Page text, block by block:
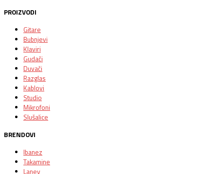
PROIZVODI
Gitare
Bubnjevi
Klaviri
Gudači
Duvači
Razglas
Kablovi
Studio
Mikrofoni
Slušalice
BRENDOVI
Ibanez
Takamine
Laney